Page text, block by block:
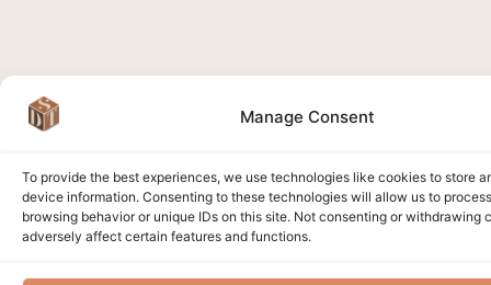
Manage Consent
To provide the best experiences, we use technologies like cookies to store
device information. Consenting to these technologies will allow us to
browsing behavior or unique IDs on this site. Not consenting or withdrawing
adversely affect certain features and functions.